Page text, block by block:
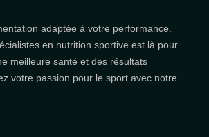
adaptée à votre performance.
en nutrition sportive est là pour
meilleure santé et des résultats
votre passion pour le sport avec notre